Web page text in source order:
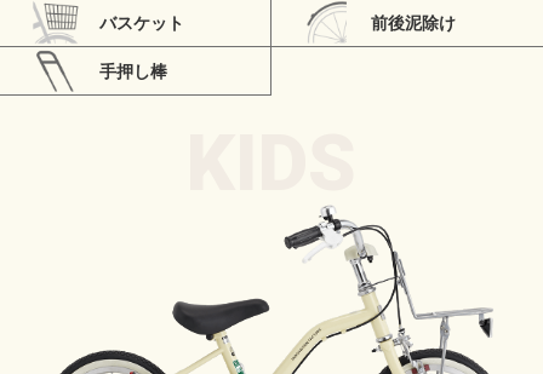
バスケット 前後泥除け
手押し棒